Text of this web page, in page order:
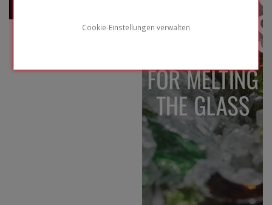
Cookie-Einstellungen verwalten